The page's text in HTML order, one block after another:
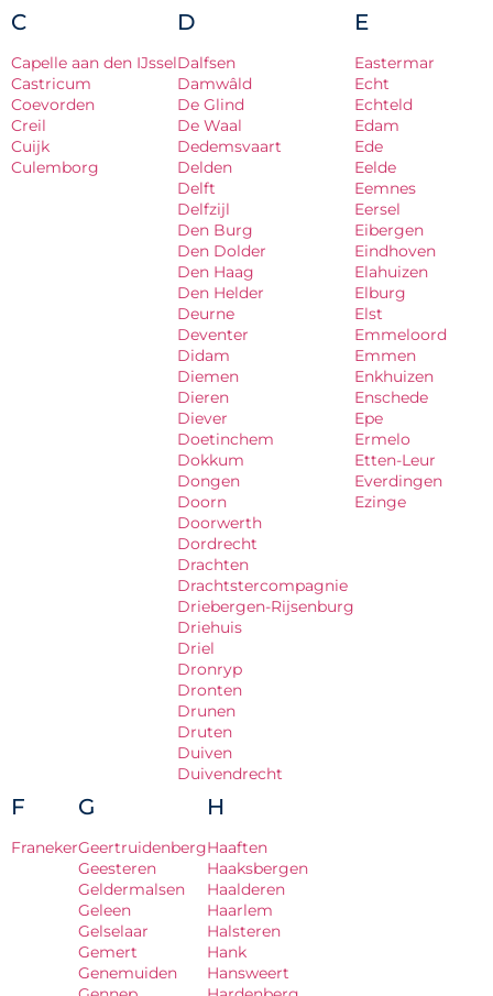
C
Capelle aan den IJssel
Castricum
Coevorden
Creil
Cuijk
Culemborg
D
Dalfsen
Damwâld
De Glind
De Waal
Dedemsvaart
Delden
Delft
Delfzijl
Den Burg
Den Dolder
Den Haag
Den Helder
Deurne
Deventer
Didam
Diemen
Dieren
Diever
Doetinchem
Dokkum
Dongen
Doorn
Doorwerth
Dordrecht
Drachten
Drachtstercompagnie
Driebergen-Rijsenburg
Driehuis
Driel
Dronryp
Dronten
Drunen
Druten
Duiven
Duivendrecht
E
Eastermar
Echt
Echteld
Edam
Ede
Eelde
Eemnes
Eersel
Eibergen
Eindhoven
Elahuizen
Elburg
Elst
Emmeloord
Emmen
Enkhuizen
Enschede
Epe
Ermelo
Etten-Leur
Everdingen
Ezinge
F
Franeker
G
Geertruidenberg
Geesteren
Geldermalsen
Geleen
Gelselaar
Gemert
Genemuiden
H
Haaften
Haaksbergen
Haalderen
Haarlem
Halsteren
Hank
Hansweert